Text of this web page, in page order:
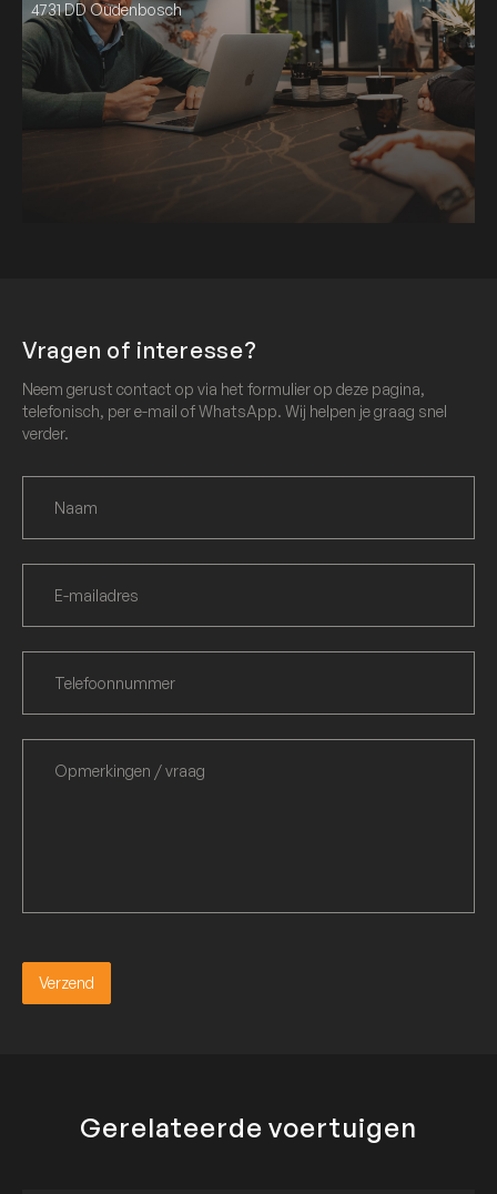
4731 DD Oudenbosch
Vragen of interesse?
Neem gerust contact op via het formulier op deze pagina,
telefonisch, per e-mail of WhatsApp. Wij helpen je graag snel
verder.
Verzend
Verzend
Gerelateerde voertuigen